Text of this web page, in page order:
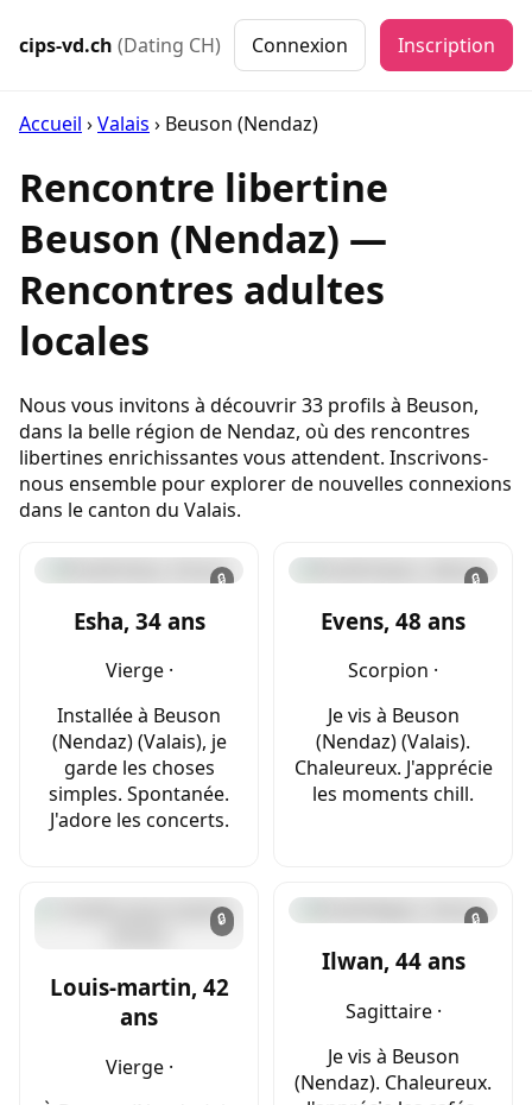
cips-vd.ch (Dating CH) Connexion Inscription
Accueil ›Valais › Beuson (Nendaz)
Rencontre libertine
Beuson (Nendaz) —
Rencontres adultes
locales
Nous vous invitons à découvrir 33 profils à Beuson,
dans la belle région de Nendaz, où des rencontres
libertines enrichissantes vous attendent. Inscrivons-
nous ensemble pour explorer de nouvelles connexions
dans le canton du Valais.
🔒
Esha, 34 ans
Vierge ·
Installée à Beuson
(Nendaz) (Valais), je
garde les choses
simples. Spontanée.
J'adore les concerts.
🔒
Evens, 48 ans
Scorpion ·
Je vis à Beuson
(Nendaz) (Valais).
Chaleureux. J'apprécie
les moments chill.
🔒
Louis-martin, 42
ans
Vierge ·
🔒
Ilwan, 44 ans
Sagittaire ·
Je vis à Beuson
(Nendaz). Chaleureux.